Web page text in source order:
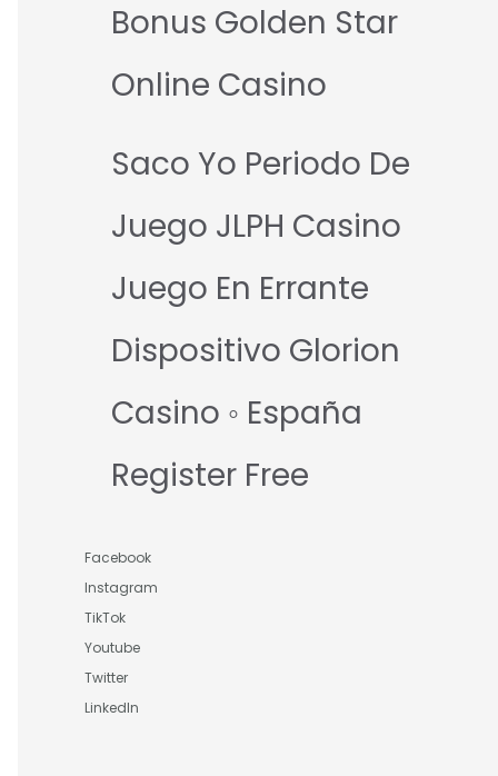
Bonus Golden Star
Online Casino
Saco Yo Periodo De
Juego JLPH Casino
Juego En Errante
Dispositivo Glorion
Casino ◦ España
Register Free
Facebook
Instagram
TikTok
Youtube
Twitter
LinkedIn